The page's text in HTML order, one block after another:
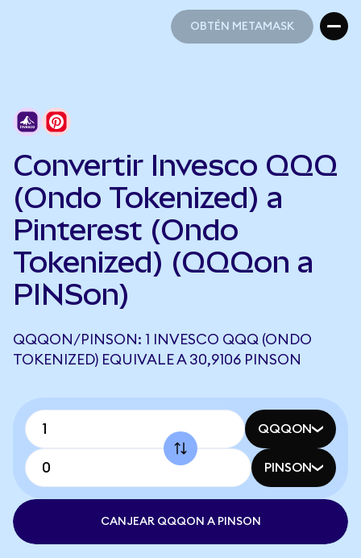
OBTÉN METAMASK
Convertir Invesco QQQ
(Ondo Tokenized) a
Pinterest (Ondo
Tokenized) (QQQon a
PINSon)
QQQON/PINSON: 1 INVESCO QQQ (ONDO
TOKENIZED) EQUIVALE A 30,9106 PINSON
QQQON
PINSON
CANJEAR QQQON A PINSON